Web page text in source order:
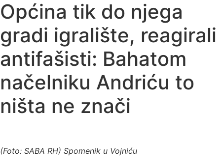
Općina tik do njega
gradi igralište, reagirali
antifašisti: Bahatom
načelniku Andriću to
ništa ne znači
(Foto: SABA RH) Spomenik u Vojniću